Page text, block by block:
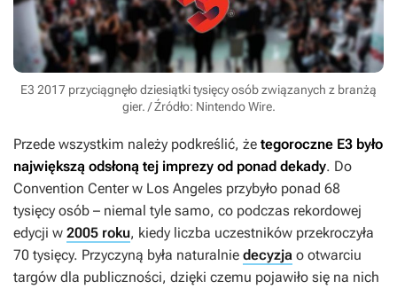
E3 2017 przyciągnęło dziesiątki tysięcy osób związanych z branżą
gier. / Źródło: Nintendo Wire.
Przede wszystkim należy podkreślić, że tegoroczne E3 było
największą odsłoną tej imprezy od ponad dekady. Do
Convention Center w Los Angeles przybyło ponad 68
tysięcy osób – niemal tyle samo, co podczas rekordowej
edycji w 2005 roku, kiedy liczba uczestników przekroczyła
70 tysięcy. Przyczyną była naturalnie decyzja o otwarciu
targów dla publiczności, dzięki czemu pojawiło się na nich